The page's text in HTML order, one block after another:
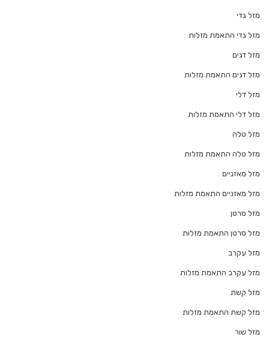
מזל גדי
מזל גדי התאמת מזלות
מזל דגים
מזל דגים התאמת מזלות
מזל דלי
מזל דלי התאמת מזלות
מזל טלה
מזל טלה התאמת מזלות
מזל מאזניים
מזל מאזניים התאמת מזלות
מזל סרטן
מזל סרטן התאמת מזלות
מזל עקרב
מזל עקרב התאמת מזלות
מזל קשת
מזל קשת התאמת מזלות
מזל שור